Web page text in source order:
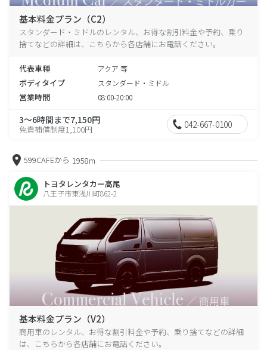
基本料金プラン（C2）
スタンダード・ミドルのレンタル、お得な割引料金や予約、乗り
捨てなどの詳細は、こちらから各店舗にお電話ください。
代表車種 アクア 等
ボディタイプ スタンダード・ミドル
営業時間 08:00-20:00
3～6時間まで7,150円
免責補償制度1,100円 042-667-0100
599CAFEから 1958m
トヨタレンタカー高尾
八王子市東浅川町862-2
基本料金プラン（V2）
商用車のレンタル、お得な割引料金や予約、乗り捨てなどの詳細
は、こちらから各店舗にお電話ください。